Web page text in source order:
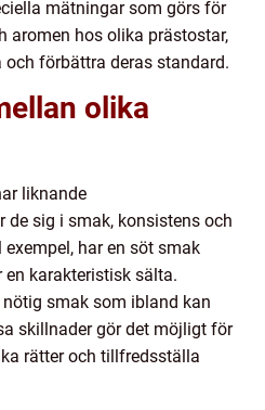
mätningar som görs för
aromen hos olika prästostar,
förbättra deras standard.
olika
liknande
de sig i smak, konsistens och
har en söt smak
karakteristisk sälta.
smak som ibland kan
skillnader gör det möjligt för
rätter och tillfredsställa